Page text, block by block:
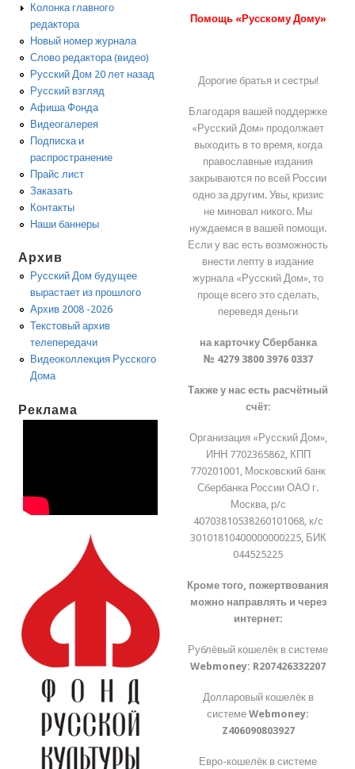
Колонка главного
редактора
Новый номер журнала
Слово редактора (видео)
Русский Дом 20 лет назад
Русский взгляд
Афиша Фонда
Видеогалерея
Подписка и
распространение
Прайс лист
Заказать
Контакты
Наши баннеры
Архив
Русский Дом будущее
вырастает из прошлого
Архив 2008 -2026
Текстовый архив
телепередачи
Видеоколлекция Русского
Дома
Реклама
Помощь «Русскому Дому»
Дорогие братья и сестры!
Благодаря вашей поддержке
«Русский Дом» продолжает
выходить в то время, когда
православные издания
закрываются по всей России
одно за другим. Увы, кризис
не миновал никого. Мы
нуждаемся в вашей помощи.
Если у вас есть возможность
внести лепту в издание
журнала «Русский Дом», то
проще всего это сделать,
переведя деньги
на карточку Сбербанка
№ 4279 3800 3976 0337
Также у нас есть расчётный
счёт:
Организация «Русский Дом»,
ИНН 7702365862, КПП
770201001, Московский банк
Сбербанка России ОАО г.
Москва, р/с
40703810538260101068, к/с
30101810400000000225, БИК
044525225
Кроме того, пожертвования
можно направлять и через
интернет:
Рублёвый кошелёк в системе
Webmoney: R207426332207
Долларовый кошелёк в
системеWebmoney:
Z406090803927
Евро-кошелёк в системе